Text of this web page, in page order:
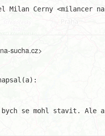
sucha.cz>
bych se mohl stavit. Ale